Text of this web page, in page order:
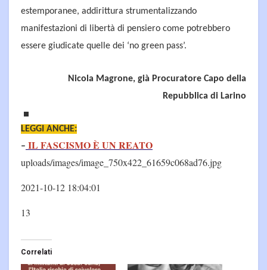
estemporanee, addirittura strumentalizzando
manifestazioni di libertà di pensiero come potrebbero
essere giudicate quelle dei ‘no green pass’.
Nicola Magrone, già Procuratore Capo della
Repubblica di Larino
LEGGI ANCHE:
– IL FASCISMO È UN REATO
uploads/images/image_750x422_61659c068ad76.jpg
2021-10-12 18:04:01
13
Correlati